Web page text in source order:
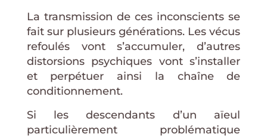
La transmission de ces inconscients se
fait sur plusieurs générations. Les vécus
refoulés vont s’accumuler, d’autres
distorsions psychiques vont s’installer
et perpétuer ainsi la chaîne de
conditionnement.
Si les descendants d’un aïeul
particulièrement problématique